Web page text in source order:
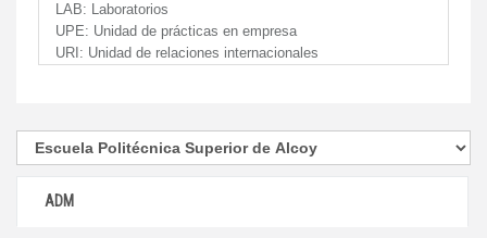
LAB: Laboratorios
UPE: Unidad de prácticas en empresa
URI: Unidad de relaciones internacionales
ADM